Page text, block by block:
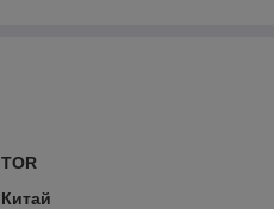
TOR
Китай